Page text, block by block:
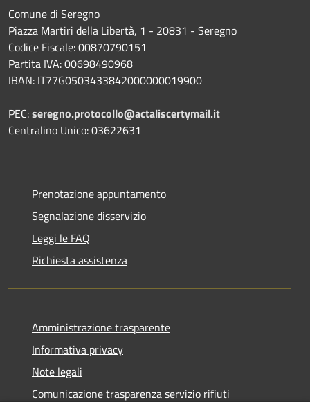
Comune di Seregno
Piazza Martiri della Libertà, 1 - 20831 - Seregno
Codice Fiscale: 00870790151
Partita IVA: 00698490968
IBAN: IT77G0503433842000000019900
PEC:seregno.protocollo@actaliscertymail.it
Centralino Unico: 03622631
Prenotazione appuntamento
Segnalazione disservizio
Leggi le FAQ
Richiesta assistenza
Amministrazione trasparente
Informativa privacy
Note legali
Comunicazione trasparenza servizio rifiuti